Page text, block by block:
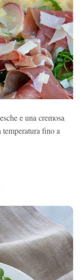
e una cremosa
temperatura fino a